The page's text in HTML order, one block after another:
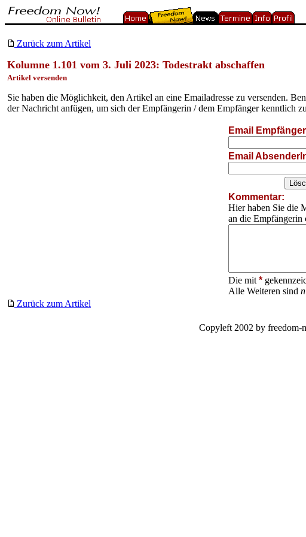
Zurück zum Artikel
Kolumne 1.101 vom 3. Juli 2023: Todestrakt abschaffen
Artikel versenden
Sie haben die Möglichkeit, den Artikel an eine Emailadresse zu versenden.
der Nachricht anfügen, um sich der Empfängerin / dem Empfänger kenntlich
Email
Email
Kommentar:
Hier haben Sie die
an die Empfängerin
Die mit *
Alle Weiteren sind
Zurück zum Artikel
Copyleft 2002 by freedom-